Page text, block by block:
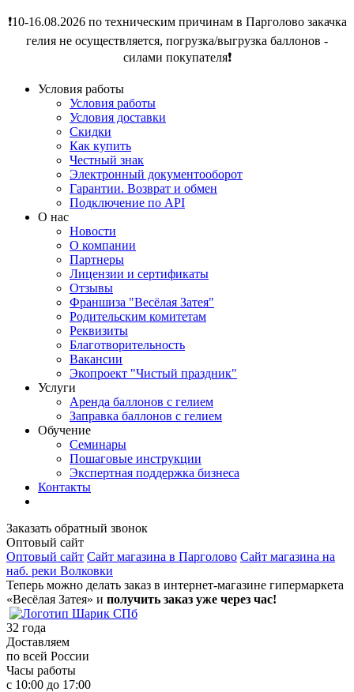
❗️10-16.08.2026 по техническим причинам в Парголово закачка
гелия не осуществляется, погрузка/выгрузка баллонов -
силами покупателя❗️
Условия работы
Условия работы
Условия доставки
Скидки
Как купить
Честный знак
Электронный документооборот
Гарантии. Возврат и обмен
Подключение по API
О нас
Новости
О компании
Партнеры
Лицензии и сертификаты
Отзывы
Франшиза "Весёлая Затея"
Родительским комитетам
Реквизиты
Благотворительность
Вакансии
Экопроект "Чистый праздник"
Услуги
Аренда баллонов с гелием
Заправка баллонов с гелием
Обучение
Семинары
Пошаговые инструкции
Экспертная поддержка бизнеса
Контакты
Заказать обратный звонок
Оптовый сайт
Оптовый сайт Сайт магазина в Парголово Сайт магазина на
наб. реки Волковки
Теперь можно делать заказ в интернет-магазине гипермаркета
«Весёлая Затея» и получить заказ уже через час!
32 года
Доставляем
по всей России
Часы работы
с 10:00 до 17:00